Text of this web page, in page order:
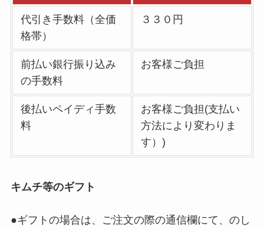
代引き手数料（全価
格帯）
３３０円
前払い銀行振り込み
の手数料
お客様ご負担
後払いペイディ手数
料
お客様ご負担(支払い
方法により変わりま
す）)
キムチ等のギフト
●ギフトの場合は、ご注文の際の通信欄にて、のし